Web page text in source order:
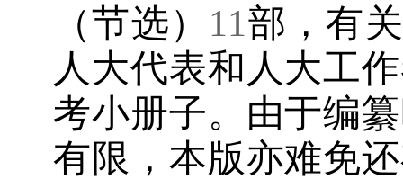
（节选） 11部 ，有
人大代表和人大工
考小册子。 由于编
有限，本版亦难免